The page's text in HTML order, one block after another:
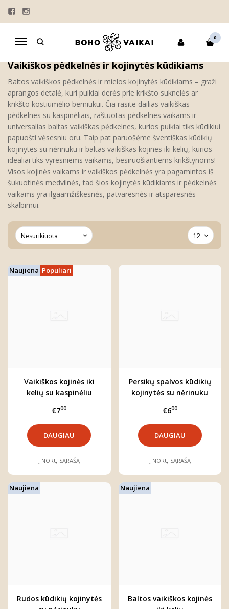
Navigacija
0
PĖDKELNĖS | KOJINĖS
PĖDKELNĖS | KOJINĖS
Vaikiškos pėdkelnės ir kojinytės kūdikiams
Baltos vaikiškos pėdkelnės ir mielos kojinytės kūdikiams – graži
aprangos detalė, kuri puikiai derės prie krikšto suknelės ar
krikšto kostiumėlio berniukui. Čia rasite dailias vaikiškas
pėdkelnes su kaspinėliais, raštuotas pėdkelnes vaikams ir
universalias baltas vaikiškas pėdkelnes, kurios puikiai tiks kūdikiui
papuošti vėsesniu oru. Taip pat paruošėme šventiškas kūdikių
kojinytes su nėrinuku ir baltas vaikiškas kojines iki kelių, kurios
idealiai tiks vyresniems vaikams, besiruošiantiems krikštynoms!
Visos kojinės vaikams ir vaikiškos pėdkelnės yra pagamintos iš
šukuotinės medvilnės, tad šios kojinytės kūdikiams ir pėdkelnės
vaikams yra ilgaamžiškesnės, patvaresnės ir atsparesnės
skalbimui.
Naujiena Populiari
Vaikiškos kojinės iki
kelių su kaspinėliu
€700
DAUGIAU
Į NORŲ SĄRAŠĄ
Persikų spalvos kūdikių
kojinytės su nėrinuku
€600
DAUGIAU
Į NORŲ SĄRAŠĄ
Naujiena
Rudos kūdikių kojinytės
Naujiena
Baltos vaikiškos kojinės